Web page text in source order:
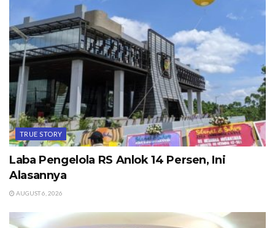
TRUE STORY
Laba Pengelola RS Anlok 14 Persen, Ini
Alasannya
AUGUST 6, 2026